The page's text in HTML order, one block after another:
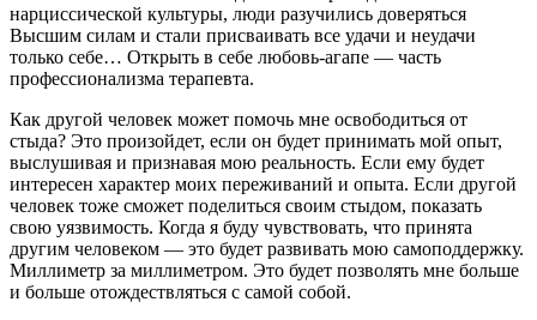
нарциссической культуры, люди разучились доверяться
Высшим силам и стали присваивать все удачи и неудачи
только себе… Открыть в себе любовь-агапе — часть
профессионализма терапевта.
Как другой человек может помочь мне освободиться от
стыда? Это произойдет, если он будет принимать мой опыт,
выслушивая и признавая мою реальность. Если ему будет
интересен характер моих переживаний и опыта. Если другой
человек тоже сможет поделиться своим стыдом, показать
свою уязвимость. Когда я буду чувствовать, что принята
другим человеком — это будет развивать мою самоподдержку.
Миллиметр за миллиметром. Это будет позволять мне больше
и больше отождествляться с самой собой.